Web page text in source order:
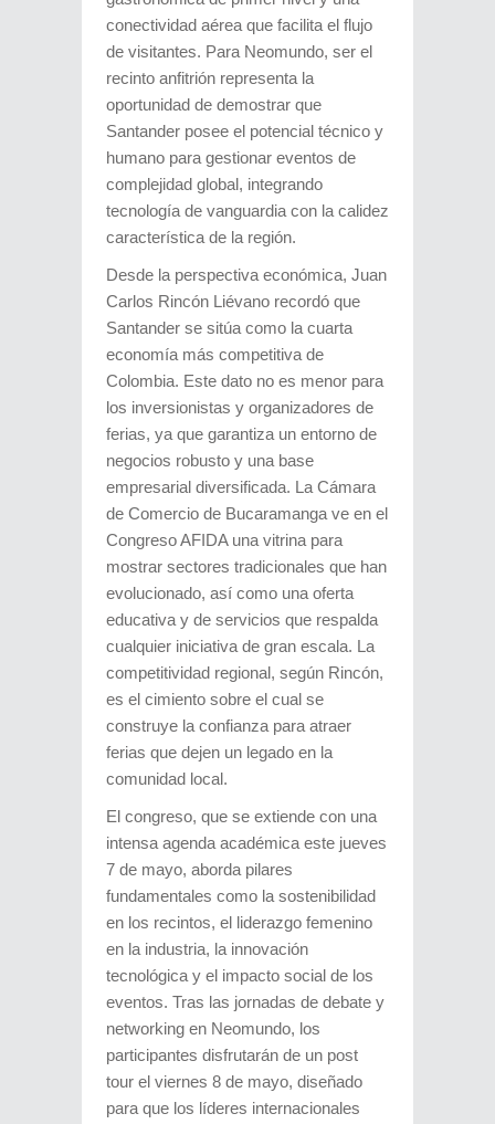
conectividad aérea que facilita el flujo
de visitantes. Para Neomundo, ser el
recinto anfitrión representa la
oportunidad de demostrar que
Santander posee el potencial técnico y
humano para gestionar eventos de
complejidad global, integrando
tecnología de vanguardia con la calidez
característica de la región.
Desde la perspectiva económica, Juan
Carlos Rincón Liévano recordó que
Santander se sitúa como la cuarta
economía más competitiva de
Colombia. Este dato no es menor para
los inversionistas y organizadores de
ferias, ya que garantiza un entorno de
negocios robusto y una base
empresarial diversificada. La Cámara
de Comercio de Bucaramanga ve en el
Congreso AFIDA una vitrina para
mostrar sectores tradicionales que han
evolucionado, así como una oferta
educativa y de servicios que respalda
cualquier iniciativa de gran escala. La
competitividad regional, según Rincón,
es el cimiento sobre el cual se
construye la confianza para atraer
ferias que dejen un legado en la
comunidad local.
El congreso, que se extiende con una
intensa agenda académica este jueves
7 de mayo, aborda pilares
fundamentales como la sostenibilidad
en los recintos, el liderazgo femenino
en la industria, la innovación
tecnológica y el impacto social de los
eventos. Tras las jornadas de debate y
networking en Neomundo, los
participantes disfrutarán de un post
tour el viernes 8 de mayo, diseñado
para que los líderes internacionales